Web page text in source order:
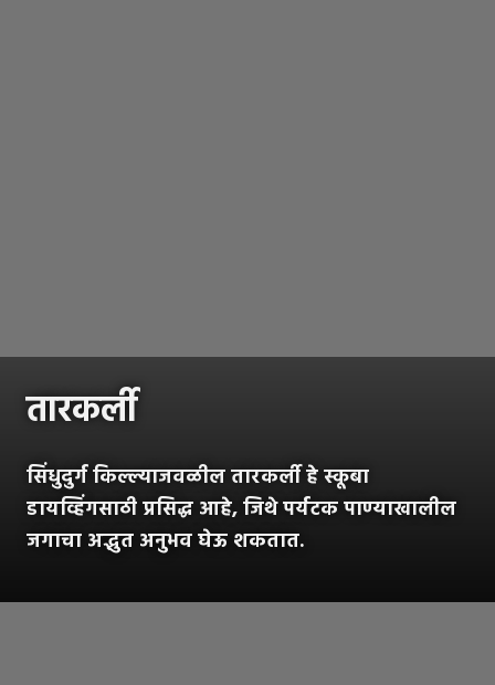
तारकर्ली
सिंधुदुर्ग किल्ल्याजवळील तारकर्ली हे स्कूबा
डायव्हिंगसाठी प्रसिद्ध आहे, जिथे पर्यटक पाण्याखालील
जगाचा अद्भुत अनुभव घेऊ शकतात.